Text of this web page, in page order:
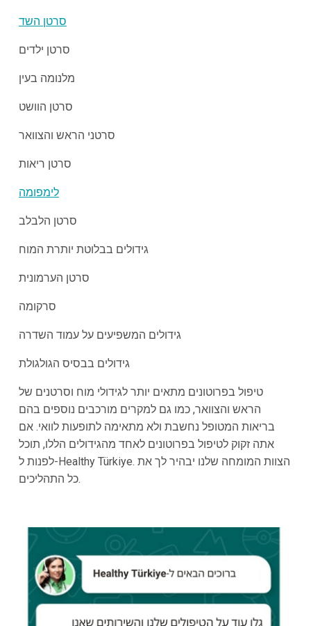
סרטן השד
סרטן ילדים
מלנומה בעין
סרטן הוושט
סרטני הראש והצוואר
סרטן ריאות
לימפומה
סרטן הלבלב
גידולים בבלוטת יותרת המוח
סרטן הערמונית
סרקומה
גידולים המשפיעים על עמוד השדרה
גידולים בבסיס הגולגולת
טיפול בפרוטונים מתאים יותר לגידולי מוח וסרטנים של
הראש והצוואר, כמו גם למקרים מורכבים נוספים בהם
בריאות המטופל נחשבת ולא מתאימה לתופעות לוואי. אם
אתה זקוק לטיפול בפרוטונים לאחד מהגידולים הללו, תוכל
לפנות ל-Healthy Türkiye. הצוות המומחה שלנו יבהיר לך את
כל התהליכים.